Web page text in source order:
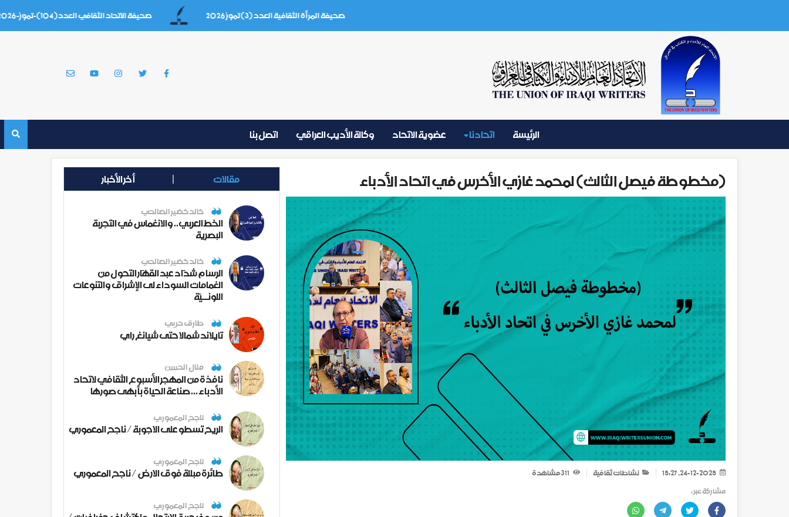
صحيفة المرأة الثقافية العدد (3) تموز 2026 صحيفة الاتحاد الثقافي العدد(104)-تموز-2026
الرئيسة اتحادنا عضوية الاتحاد وكالة الأديب العراقي اتصل بنا
(مخطوطة فيصل الثالث) لمحمد غازي الأخرس في اتحاد الأدباء
نشاطات ثقافية
مشاهدة
مشاركة عبر :
مقالات أخر الأخبار
خالد خضير الصالحي
الخط العربي.. والانغماس في التجربة
البصرية
خالد خضير الصالحي
الرسام شدّاد عبد القهّار التحول من
الغمامات السوداء لى الإشراق والتنوعات
اللونــيّة
طارق حربي
تايلاند شمالا حتى شيانغ راي
منال الحسن
نافذة من المهجر الأسبوع الثقافي لاتحاد
الأدباء ... صناعة الحياة بأبهى صورها
ناجح المعموري
الريح تسطو على الاجوبة / ناجح المعموري
ناجح المعموري
طائرة مبللة فوق الارض / ناجح المعموري
ناجح المعموري